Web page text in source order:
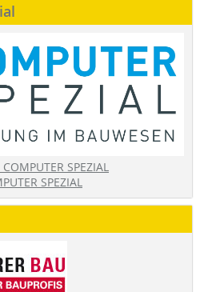
SPEZIAL
SPEZIAL